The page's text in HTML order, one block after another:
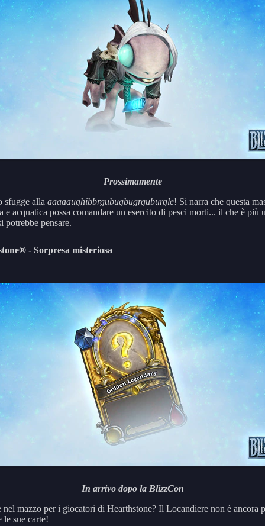
Prossimamente
sfugge alla aaaaaughibbrgubugbugrguburgle! Si narra che questa
e acquatica possa comandare un esercito di pesci morti... il che è più
potrebbe pensare.
- Sorpresa misteriosa
In arrivo dopo la BlizzCon
nel mazzo per i giocatori di Hearthstone? Il Locandiere non è ancora
le sue carte!